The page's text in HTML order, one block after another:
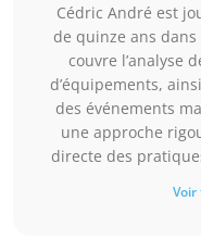
Cédric André est
de quinze ans
couvre l’analyse
d’équipements,
des événements
une approche
directe des